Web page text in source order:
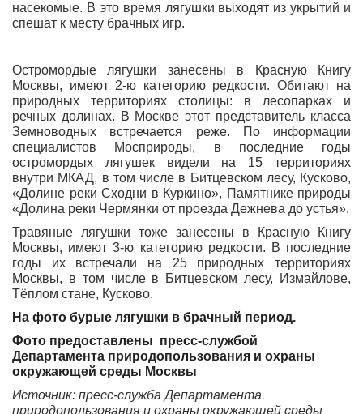
насекомые. В это время лягушки выходят из укрытий и
спешат к месту брачных игр.
Остромордые лягушки занесены в Красную Книгу
Москвы, имеют 2-ю категорию редкости. Обитают на
природных территориях столицы: в лесопарках и
речных долинах. В Москве этот представитель класса
Земноводных встречается реже. По информации
специалистов Мосприроды, в последние годы
остромордых лягушек видели на 15 территориях
внутри МКАД, в том числе в Битцевском лесу, Кусково,
«Долине реки Сходни в Куркино», Памятнике природы
«Долина реки Чермянки от проезда Дежнева до устья».
Травяные лягушки тоже занесены в Красную Книгу
Москвы, имеют 3-ю категорию редкости. В последние
годы их встречали на 25 природных территориях
Москвы, в том числе в Битцевском лесу, Измайлове,
Тёплом стане, Кусково.
На фото бурые лягушки в брачный период.
Фото предоставлены пресс-службой
Департамента природопользования и охраны
окружающей среды Москвы
Источник: пресс-служба Департамента
природопользования и охраны окружающей среды